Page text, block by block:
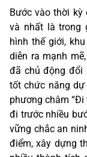
Bước vào thời kỳ
và nhất là trong
hình thế giới,
diễn ra mạnh
đã chủ động đổi
tốt chức năng
phương châm
đi trước nhiều
vững chắc an
điểm, xây dựng